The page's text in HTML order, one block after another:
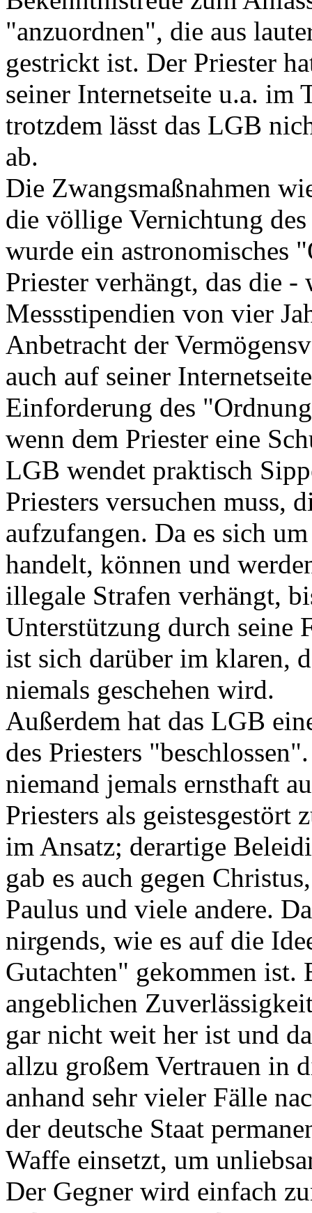
"anzuordnen", die aus
gestrickt ist. Der Priester
seiner Internetseite u.a. im
trotzdem lässt das LGB
ab.
Die Zwangsmaßnahmen
die völlige Vernichtung
wurde ein astronomisches
Priester verhängt, das die
Messstipendien von vier
Anbetracht der
auch auf seiner
Einforderung des
wenn dem Priester eine
LGB wendet praktisch
Priesters versuchen muss,
aufzufangen. Da es sich
handelt, können und
illegale Strafen verhängt,
Unterstützung durch seine
ist sich darüber im klaren,
niemals geschehen wird.
Außerdem hat das LGB
des Priesters
niemand jemals ernsthaft
Priesters als
im Ansatz; derartige
gab es auch gegen
Paulus und viele andere.
nirgends, wie es auf die
Gutachten" gekommen ist.
angeblichen
gar nicht weit her ist und
allzu großem Vertrauen in
anhand sehr vieler Fälle
der deutsche Staat
Waffe einsetzt, um
Der Gegner wird einfach